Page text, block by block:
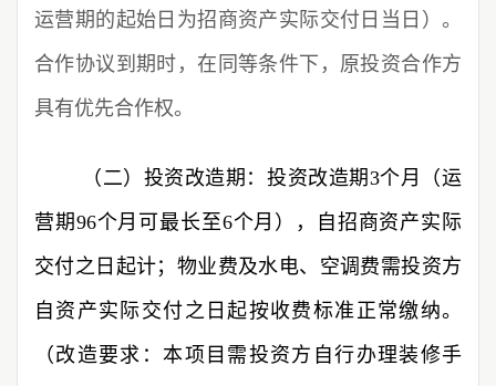
运营期的起始日为招商资产实际交付日当日）。
合作协议到期时，在同等条件下，原投资合作方
具有优先合作权。
（二） 投资改造期：投资改造期3个月（运
营期96个月可最长至6个月），自招商资产实际
交付之日起计；物业费及水电、空调费需投资方
自资产实际交付之日起按收费标准正常缴纳。
（改造要求：本项目需投资方自行办理装修手